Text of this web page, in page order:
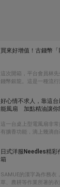
買來好增值！古錢幣
這次開箱，平台會員林
錢幣銀龍。這是一種流
鑄造龍銀，台灣於日治
現今也可以找得到，只
以林先生才透過網購購
是不會賠錢的收藏品。
好心情不求人，靠這
能風扇 加點精油讓你
這一台桌上型電風扇非
有擴香功能，滴上幾滴自
也開心。
日式洋服Needles精彩
箱
SAMUE的漢字為作務衣
草、農耕等作業所著的